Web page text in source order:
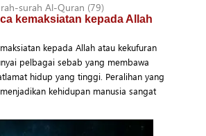
surah Al-Quran (79)
kemaksiatan kepada Allah
kepada Allah atau kekufuran
pelbagai sebab yang membawa
hidup yang tinggi. Peralihan yang
kehidupan manusia sangat